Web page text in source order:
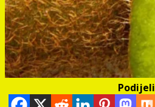
Podijeli